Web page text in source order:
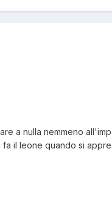
a nulla nemmeno
il leone quando si